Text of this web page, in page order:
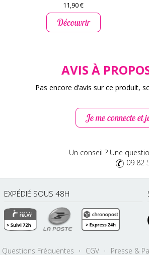
11,90 €
Découvrir
AVIS À
Pas encore d’avis sur ce produit,
Je me connecte et
Un conseil ? Une
09 82
EXPÉDIÉ SOUS 48H
Questions Fréquentes · CGV · Presse &